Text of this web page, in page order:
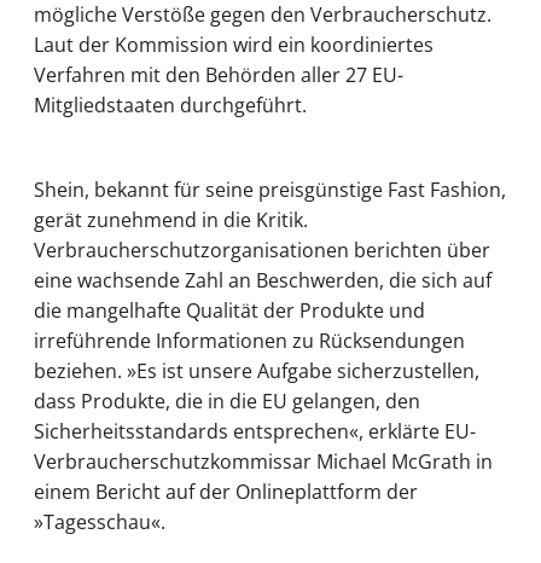
mögliche Verstöße gegen den Verbraucherschutz.
Laut der Kommission wird ein koordiniertes
Verfahren mit den Behörden aller 27 EU-
Mitgliedstaaten durchgeführt.
Shein, bekannt für seine preisgünstige Fast Fashion,
gerät zunehmend in die Kritik.
Verbraucherschutzorganisationen berichten über
eine wachsende Zahl an Beschwerden, die sich auf
die mangelhafte Qualität der Produkte und
irreführende Informationen zu Rücksendungen
beziehen. »Es ist unsere Aufgabe sicherzustellen,
dass Produkte, die in die EU gelangen, den
Sicherheitsstandards entsprechen«, erklärte EU-
Verbraucherschutzkommissar Michael McGrath in
einem Bericht auf der Onlineplattform der
»Tagesschau«.